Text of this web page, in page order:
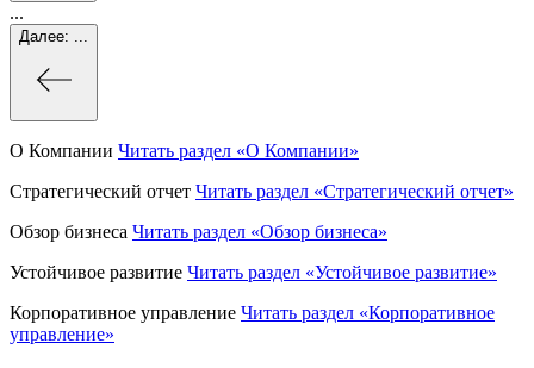
...
Далее:
О Компании Читать раздел «О Компании»
Стратегический отчет Читать раздел «Стратегический отчет»
Обзор бизнеса Читать раздел «Обзор бизнеса»
Устойчивое развитие Читать раздел «Устойчивое развитие»
Корпоративное управление Читать раздел «Корпоративное
управление»